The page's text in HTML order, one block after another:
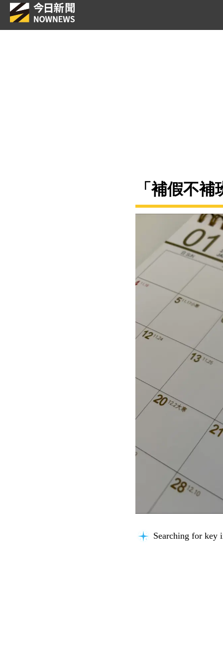
「補假不
Searching for key